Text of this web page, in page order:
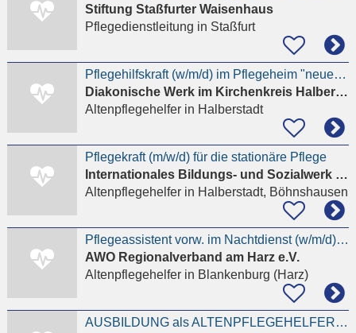
Stiftung Staßfurter Waisenhaus
Pflegedienstleitung in Staßfurt
Pflegehilfskraft (w/m/d) im Pflegeheim "neues wohnen" Quartier "Lindenhof-Terrassen" in Halberstadt
Diakonische Werk im Kirchenkreis Halberstadt e. V.
Altenpflegehelferin Halberstadt
Pflegekraft (m/w/d) für die stationäre Pflege
Internationales Bildungs- und Sozialwerk e.V.
Altenpflegehelferin Halberstadt, Böhnshausen
Pflegeassistent vorw. im Nachtdienst (w/m/d) für unser Seniorenzentrum Blankenburg gesucht
AWO Regionalverband am Harz e.V.
Altenpflegehelferin Blankenburg (Harz)
AUSBILDUNG als ALTENPFLEGEHELFER/IN 2027 in unserem Betreuungszentrum Kloster Meyendorf